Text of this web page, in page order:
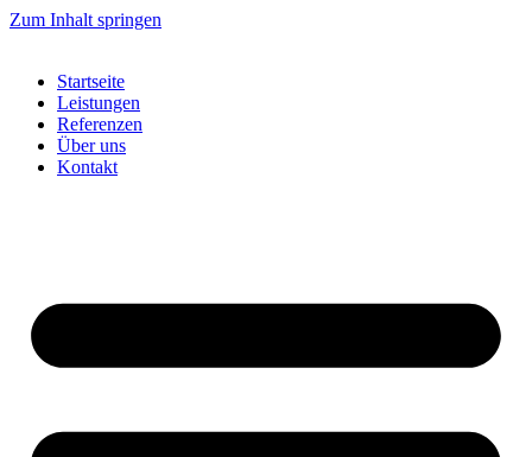
Zum Inhalt springen
Startseite
Leistungen
Referenzen
Über uns
Kontakt